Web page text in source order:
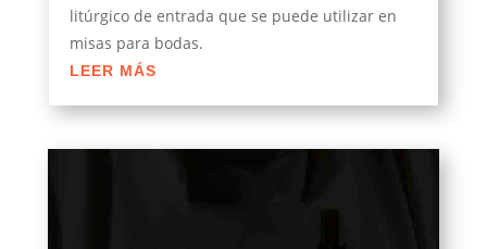
litúrgico de entrada que se puede utilizar en
misas para bodas.
LEER MÁS